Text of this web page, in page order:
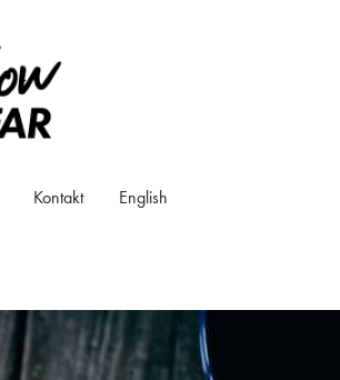
Kontakt English